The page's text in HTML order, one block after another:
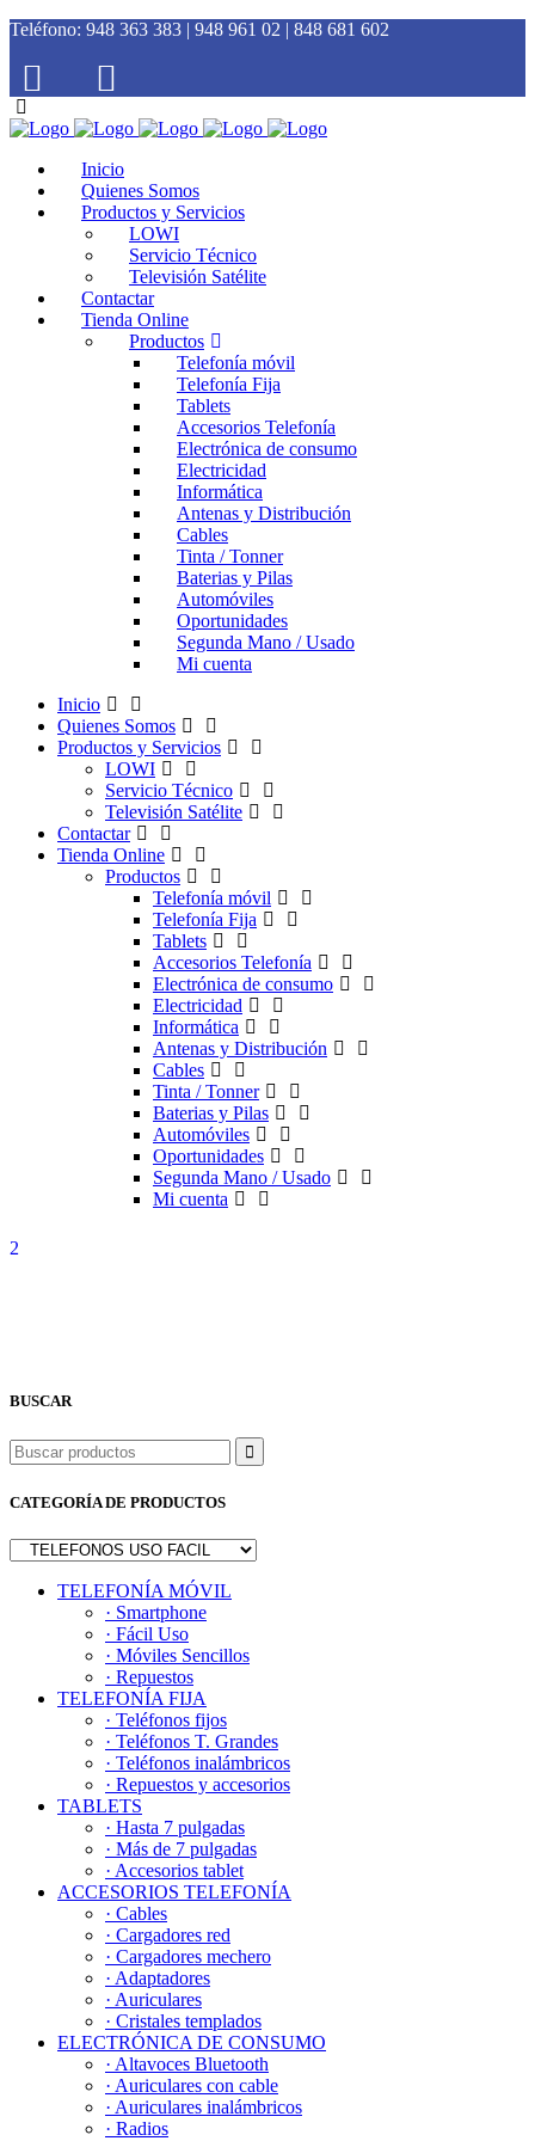
Teléfono: 948 363 383 | 948 961 02 | 848 681 602
Inicio
Quienes Somos
Productos y Servicios
LOWI
Servicio Técnico
Televisión Satélite
Contactar
Tienda Online
Productos
Telefonía móvil
Telefonía Fija
Tablets
Accesorios Telefonía
Electrónica de consumo
Electricidad
Informática
Antenas y Distribución
Cables
Tinta / Tonner
Baterias y Pilas
Automóviles
Oportunidades
Segunda Mano / Usado
Mi cuenta
Inicio
Quienes Somos
Productos y Servicios
LOWI
Servicio Técnico
Televisión Satélite
Contactar
Tienda Online
Productos
Telefonía móvil
Telefonía Fija
Tablets
Accesorios Telefonía
Electrónica de consumo
Electricidad
Informática
Antenas y Distribución
Cables
Tinta / Tonner
Baterias y Pilas
Automóviles
Oportunidades
Segunda Mano / Usado
Mi cuenta
BUSCAR
Buscar
CATEGORÍA DE PRODUCTOS
TELEFONÍA MÓVIL
· Smartphone
· Fácil Uso
· Móviles Sencillos
· Repuestos
TELEFONÍA FIJA
· Teléfonos fijos
· Teléfonos T. Grandes
· Teléfonos inalámbricos
· Repuestos y accesorios
TABLETS
· Hasta 7 pulgadas
· Más de 7 pulgadas
· Accesorios tablet
ACCESORIOS TELEFONÍA
· Cables
· Cargadores red
· Cargadores mechero
· Adaptadores
· Auriculares
· Cristales templados
ELECTRÓNICA DE CONSUMO
· Altavoces Bluetooth
· Auriculares con cable
· Auriculares inalámbricos
· Radios